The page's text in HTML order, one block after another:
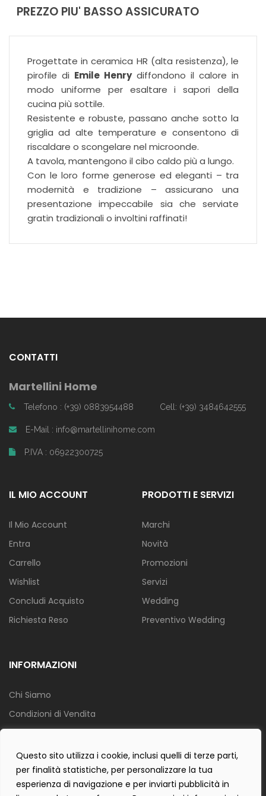
Questo sito utilizza i cookie, inclusi quelli di terze parti,
per finalità statistiche, per personalizzare la tua
esperienza di navigazione e per inviarti pubblicità in
PREZZO PIU' BASSO ASSICURATO
Progettate in ceramica HR (alta resistenza), le
pirofile di Emile Henrydiffondono il calore in
modo uniforme per esaltare i sapori della
cucina più sottile.
Resistente e robuste, passano anche sotto la
griglia ad alte temperature e consentono di
riscaldare o scongelare nel microonde.
A tavola, mantengono il cibo caldo più a lungo.
Con le loro forme generose ed eleganti – tra
modernità e tradizione – assicurano una
presentazione impeccabile sia che serviate
gratin tradizionali o involtini raffinati!
CONTATTI
Martellini Home
Telefono : (+39) 0883954488 Cell: (+39) 3484642555
E-Mail : info@martellinihome.com
P.IVA : 06922300725
IL MIO ACCOUNT
Il Mio Account
Entra
Carrello
Wishlist
Concludi Acquisto
Richiesta Reso
PRODOTTI E SERVIZI
Marchi
Novità
Promozioni
Servizi
Wedding
Preventivo Wedding
INFORMAZIONI
Chi Siamo
Condizioni di Vendita
Info Spedizione
Privacy Policy
Cookie Policy
Contact Form Policy